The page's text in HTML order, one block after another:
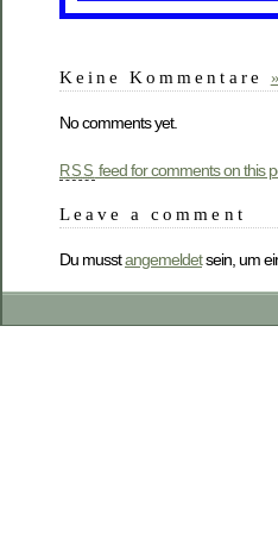
Keine Kommentare »
No comments yet.
RSS feed for comments on this
Leave a comment
Du musstangemeldetsein, um